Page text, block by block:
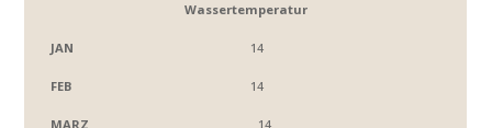
Wassertemperatur
14
14
14